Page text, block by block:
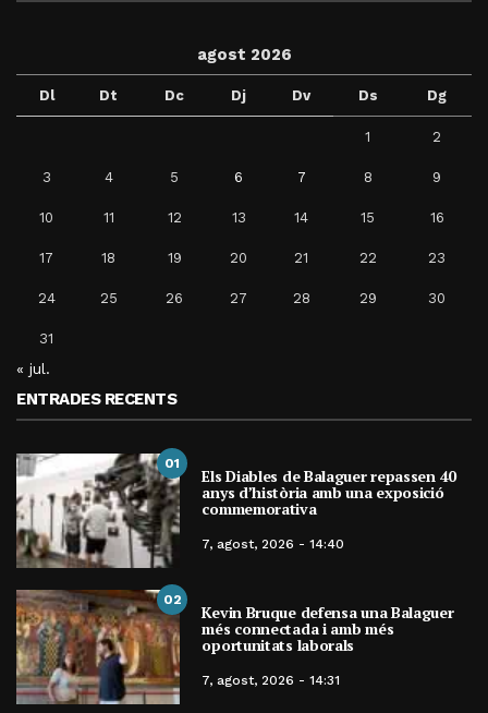
agost 2026
Dl Dt Dc Dj Dv Ds Dg
1 2
3 4 5 6 7 8 9
10 11 12 13 14 15 16
17 18 19 20 21 22 23
24 25 26 27 28 29 30
31
« jul.
ENTRADES RECENTS
01
Els Diables de Balaguer repassen 40
anys d’història amb una exposició
commemorativa
7, agost, 2026 - 14:40
02
Kevin Bruque defensa una Balaguer
més connectada i amb més
oportunitats laborals
7, agost, 2026 - 14:31